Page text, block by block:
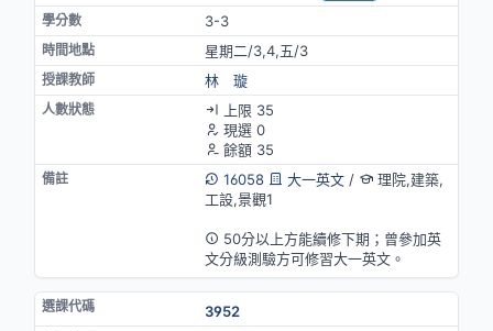
3-3
星期二/3,4,五/3
林 璇
上限 35
現選 0
餘額 35
16058
大一英文/
理院,建築,
工設,景觀1
50分以上方能續修下期；曾參加英
文分級測驗方可修習大一英文。
3952